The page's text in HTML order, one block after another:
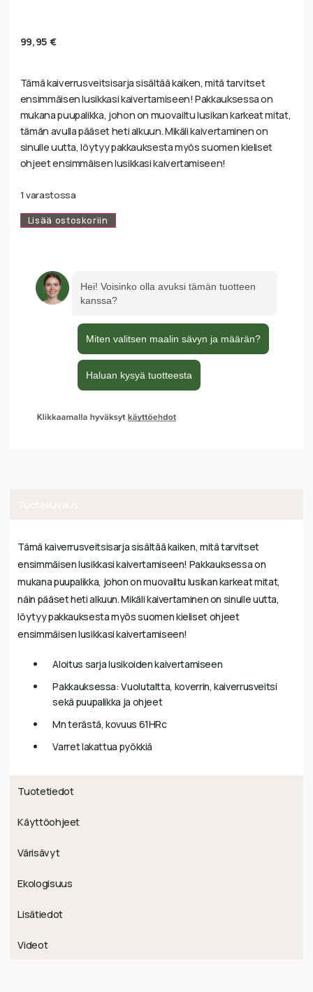
99,95 €
Tämä kaiverrusveitsisarja sisältää kaiken, mitä tarvitset
ensimmäisen lusikkasi kaivertamiseen! Pakkauksessa on
mukana puupalikka, johon on muovailtu lusikan karkeat mitat,
tämän avulla pääset heti alkuun. Mikäli kaivertaminen on
sinulle uutta, löytyy pakkauksesta myös suomen kieliset
ohjeet ensimmäisen lusikkasi kaivertamiseen!
1 varastossa
Lisää ostoskoriin
Tämä kaiverrusveitsisarja sisältää kaiken, mitä tarvitset
ensimmäisen lusikkasi kaivertamiseen! Pakkauksessa on
mukana puupalikka, johon on muovailtu lusikan karkeat mitat,
näin pääset heti alkuun. Mikäli kaivertaminen on sinulle uutta,
löytyy pakkauksesta myös suomen kieliset ohjeet
ensimmäisen lusikkasi kaivertamiseen!
Aloitus sarja lusikoiden kaivertamiseen
Pakkauksessa: Vuolutaltta, koverrin, kaiverrusveitsi
sekä puupalikka ja ohjeet
Mn terästä, kovuus 61HRc
Varret lakattua pyökkiä
Tuotetiedot
Käyttöohjeet
Värisävyt
Ekologisuus
Lisätiedot
Videot